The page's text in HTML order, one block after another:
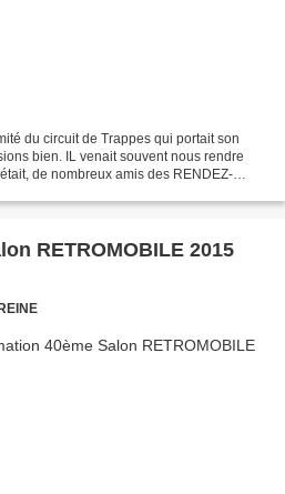
du circuit de Trappes qui portait son
bien. IL venait souvent nous rendre
de nombreux amis des RENDEZ-
RETROMOBILE 2015